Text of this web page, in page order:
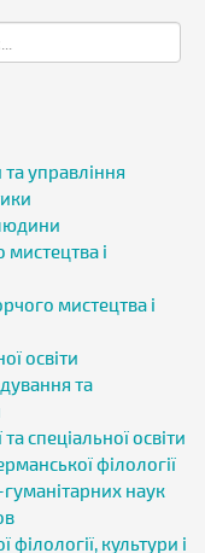
управління
і
мистецтва і
освіти
та
спеціальної освіти
філології
наук
філології, культури і